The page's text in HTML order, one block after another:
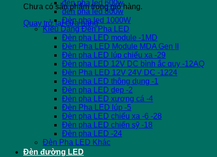
Chưa có sản phẩm trong giỏ hàng.
Quay trở lại cửa hàng
đèn pha led 600w
đèn pha led 800w
Đèn pha led 1000W
Kiểu Dáng Đèn Pha LED
Đèn pha LED module -1MD
Đèn Pha LED Module MDA Gen II
Đèn pha LED lúp chiếu xa -29
Đèn pha LED 12V DC bình ắc quy -12AQ
Đèn Pha LED 12V 24V DC -1224
Đèn pha LED thông dụng -1
Đèn pha LED dẹp -2
Đèn pha LED xương cá -4
Đèn Pha LED lúp -5
Đèn pha LED chiếu xa -6 -28
Đèn pha LED chiến sỹ -18
Đèn pha LED -24
Đèn Pha LED Khác
Đèn đường LED